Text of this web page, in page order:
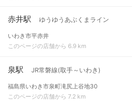
赤井駅 ゆうゆうあぶくまライン
いわき市平赤井
このページの店舗から 6.9 km
泉駅 JR常磐線(取手～いわき)
福島県いわき市泉町滝尻上谷地30
このページの店舗から 7.2 km